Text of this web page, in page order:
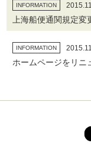
INFORMATION
上海船便通関規定変
INFORMATION
ホームページをリニ